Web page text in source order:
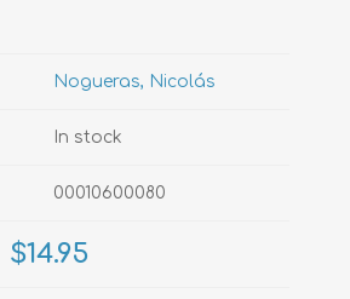
Nogueras, Nicolás
In stock
00010600080
$14.95